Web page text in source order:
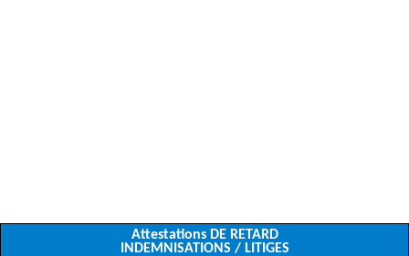
Attestations DE RETARD
INDEMNISATIONS / LITIGES